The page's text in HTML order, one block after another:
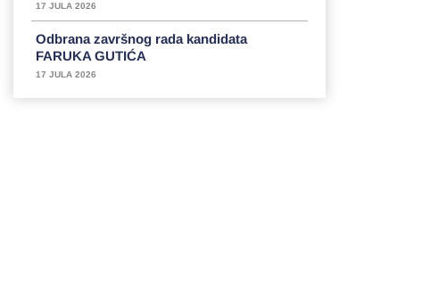
17 JULA 2026
Odbrana završnog rada kandidata
FARUKA GUTIĆA
17 JULA 2026